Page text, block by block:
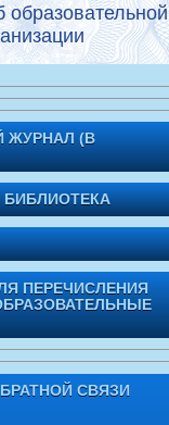
ЖУРНАЛ (В
БИБЛИОТЕКА
ПЕРЕЧИСЛЕНИЯ
СВЯЗИ